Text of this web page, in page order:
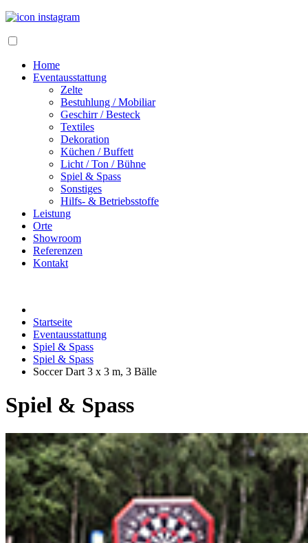
Home
Eventausstattung
Zelte
Bestuhlung / Mobiliar
Geschirr / Besteck
Textiles
Dekoration
Küchen / Buffett
Licht / Ton / Bühne
Spiel & Spass
Sonstiges
Hilfs- & Betriebsstoffe
Leistung
Orte
Showroom
Referenzen
Kontakt
Startseite
Eventausstattung
Spiel & Spass
Spiel & Spass
Soccer Dart 3 x 3 m, 3 Bälle
Spiel & Spass